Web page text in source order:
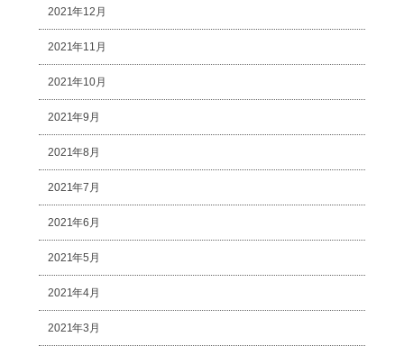
2021年12月
2021年11月
2021年10月
2021年9月
2021年8月
2021年7月
2021年6月
2021年5月
2021年4月
2021年3月